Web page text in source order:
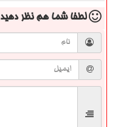
لطفا شما همنظر دهید